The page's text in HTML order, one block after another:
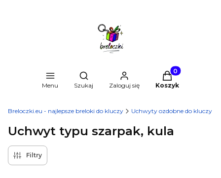
Menu
Otwórz wyszukiwarkę
Szukaj Zaloguj się
Produkty w
Koszyk
Breloczki.eu - najlepsze breloki do kluczy Uchwyty ozdobne do kluczy
Uchwyt typu szarpak, kula
Filtry